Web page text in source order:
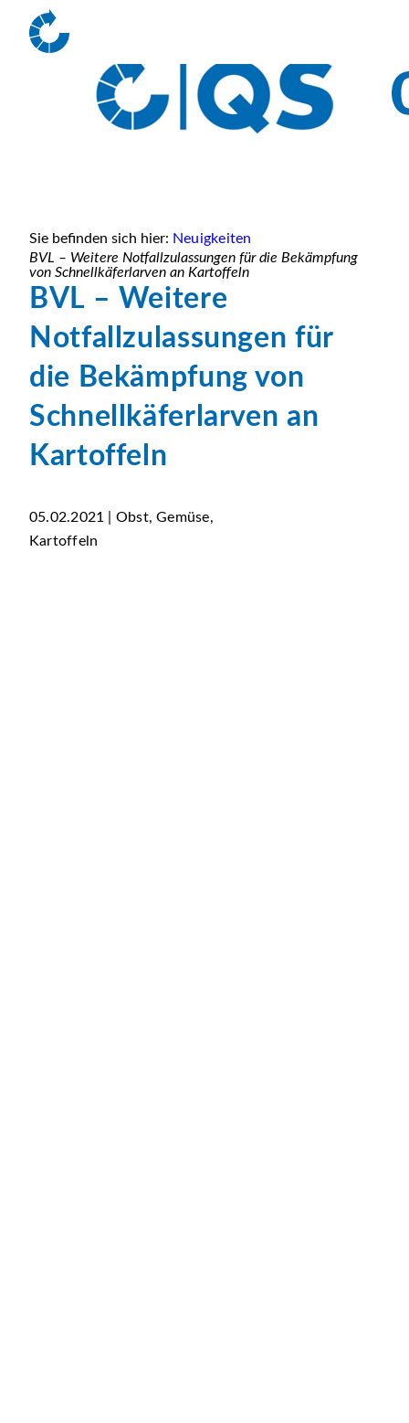
Sie befinden sich hier: Neuigkeiten
BVL – Weitere Notfallzulassungen für die Bekämpfung
von Schnellkäferlarven an Kartoffeln
BVL – Weitere
Notfallzulassungen für
die Bekämpfung von
Schnellkäferlarven an
Kartoffeln
05.02.2021 | Obst, Gemüse,
Kartoffeln